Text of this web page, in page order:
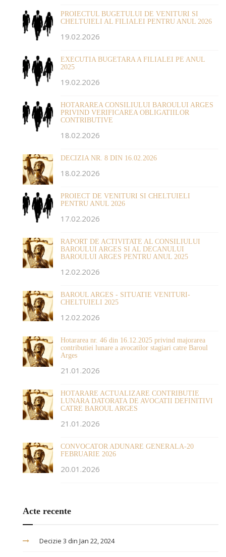
PROIECTUL BUGETULUI DE VENITURI SI
CHELTUIELI AL FILIALEI PENTRU ANUL 2026
19.02.2026
EXECUTIA BUGETARA A FILIALEI PE ANUL
2025
19.02.2026
HOTARAREA CONSILIULUI BAROULUI ARGES
PRIVIND VERIFICAREA OBLIGATIILOR
CONTRIBUTIVE
18.02.2026
DECIZIA NR. 8 DIN 16.02.2026
18.02.2026
PROIECT DE VENITURI SI CHELTUIELI
PENTRU ANUL 2026
17.02.2026
RAPORT DE ACTIVITATE AL CONSILIULUI
BAROULUI ARGES SI AL DECANULUI
BAROULUI ARGES PENTRU ANUL 2025
12.02.2026
BAROUL ARGES - SITUATIE VENITURI-
CHELTUIELI 2025
12.02.2026
Hotararea nr. 46 din 16.12.2025 privind majorarea
contributiei lunare a avocatilor stagiari catre Baroul
Arges
21.01.2026
HOTARARE ACTUALIZARE CONTRIBUTIE
LUNARA DATORATA DE AVOCATII DEFINITIVI
CATRE BAROUL ARGES
21.01.2026
CONVOCATOR ADUNARE GENERALA-20
FEBRUARIE 2026
20.01.2026
Acte recente
Decizie 3 din Jan 22, 2024